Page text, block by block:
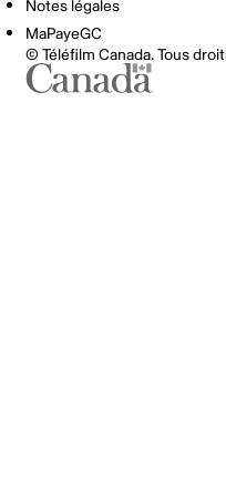
Notes légales
MaPayeGC
© Téléfilm Canada. Tous